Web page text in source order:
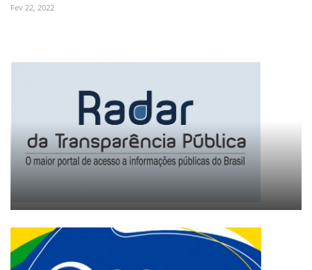
Fev 22, 2022